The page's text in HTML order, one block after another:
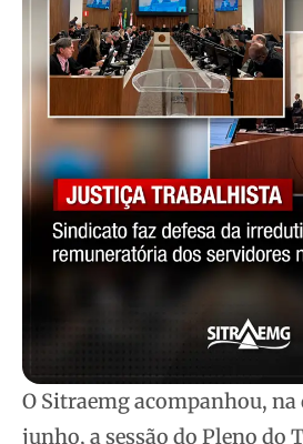
O Sitraemg acompanhou, na
junho, a sessão do Pleno do